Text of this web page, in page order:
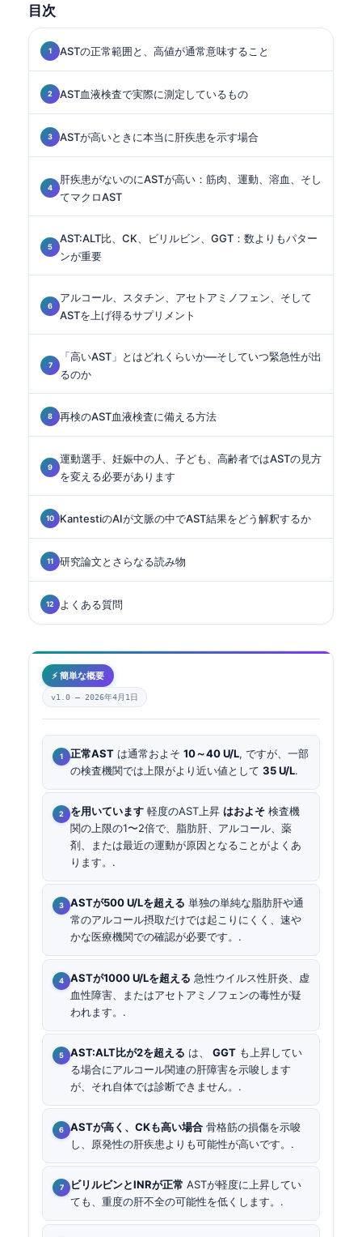
目次
ASTの正常範囲と、高値が通常意味すること
AST血液検査で実際に測定しているもの
ASTが高いときに本当に肝疾患を示す場合
肝疾患がないのにASTが高い：筋肉、運動、溶血、そし
てマクロAST
AST:ALT比、CK、ビリルビン、GGT：数よりもパター
ンが重要
アルコール、スタチン、アセトアミノフェン、そして
ASTを上げ得るサプリメント
「高いAST」とはどれくらいか—そしていつ緊急性が出
るのか
再検のAST血液検査に備える方法
運動選手、妊娠中の人、子ども、高齢者ではASTの見方
を変える必要があります
KantestiのAIが文脈の中でAST結果をどう解釈するか
研究論文とさらなる読み物
よくある質問
⚡ 簡単な概要
v1.0 — 2026年4月1日
正常AST は通常およそ 10～40 U/L, ですが、一部
の検査機関では上限がより近い値として 35 U/L.
を用いています 軽度のAST上昇 はおよそ 検査機
関の上限の1〜2倍で、脂肪肝、アルコール、薬
剤、または最近の運動が原因となることがよくあ
ります。.
ASTが500 U/Lを超える 単独の単純な脂肪肝や通
常のアルコール摂取だけでは起こりにくく、速や
かな医療機関での確認が必要です。.
ASTが1000 U/Lを超える 急性ウイルス性肝炎、虚
血性障害、またはアセトアミノフェンの毒性が疑
われます。.
AST:ALT比が2を超える は、 GGT も上昇してい
る場合にアルコール関連の肝障害を示唆します
が、それ自体では診断できません。.
ASTが高く、CKも高い場合 骨格筋の損傷を示唆
し、原発性の肝疾患よりも可能性が高いです。.
ビリルビンとINRが正常 ASTが軽度に上昇してい
ても、重度の肝不全の可能性を低くします。.